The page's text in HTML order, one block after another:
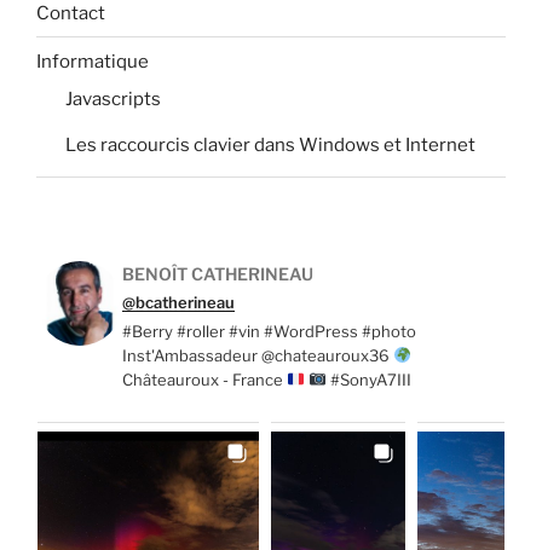
Contact
Informatique
Javascripts
Les raccourcis clavier dans Windows et Internet
BENOÎT CATHERINEAU
@bcatherineau
#Berry #roller #vin #WordPress #photo
Inst'Ambassadeur @chateauroux36
Châteauroux - France
#SonyA7III